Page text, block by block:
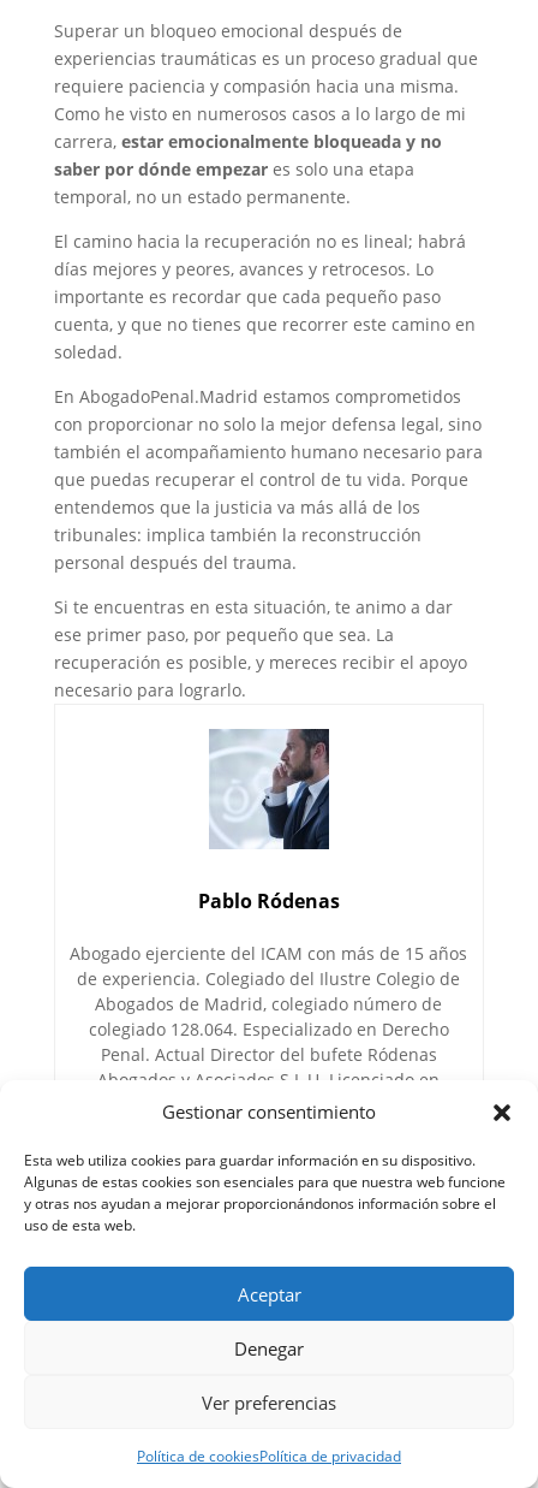
Gestionar consentimiento
Esta web utiliza cookies para guardar información en su dispositivo.
Algunas de estas cookies son esenciales para que nuestra web funcione
y otras nos ayudan a mejorar proporcionándonos información sobre el
uso de esta web.
Aceptar
Denegar
Ver preferencias
Política de cookiesPolítica de privacidad
Superar un bloqueo emocional después de
experiencias traumáticas es un proceso gradual que
requiere paciencia y compasión hacia una misma.
Como he visto en numerosos casos a lo largo de mi
carrera, estar emocionalmente bloqueada y no
saber por dónde empezares solo una etapa
temporal, no un estado permanente.
El camino hacia la recuperación no es lineal; habrá
días mejores y peores, avances y retrocesos. Lo
importante es recordar que cada pequeño paso
cuenta, y que no tienes que recorrer este camino en
soledad.
En AbogadoPenal.Madrid estamos comprometidos
con proporcionar no solo la mejor defensa legal, sino
también el acompañamiento humano necesario para
que puedas recuperar el control de tu vida. Porque
entendemos que la justicia va más allá de los
tribunales: implica también la reconstrucción
personal después del trauma.
Si te encuentras en esta situación, te animo a dar
ese primer paso, por pequeño que sea. La
recuperación es posible, y mereces recibir el apoyo
necesario para lograrlo.
Pablo Ródenas
Abogado ejerciente del ICAM con más de 15 años
de experiencia. Colegiado del Ilustre Colegio de
Abogados de Madrid, colegiado número de
colegiado 128.064. Especializado en Derecho
Penal. Actual Director del bufete Ródenas
Abogados y Asociados S.L.U. Licenciado en
Derecho por la Universidad Instituto de Estudios
Abogacía.
Tu dirección de correo electrónico no será publicada.